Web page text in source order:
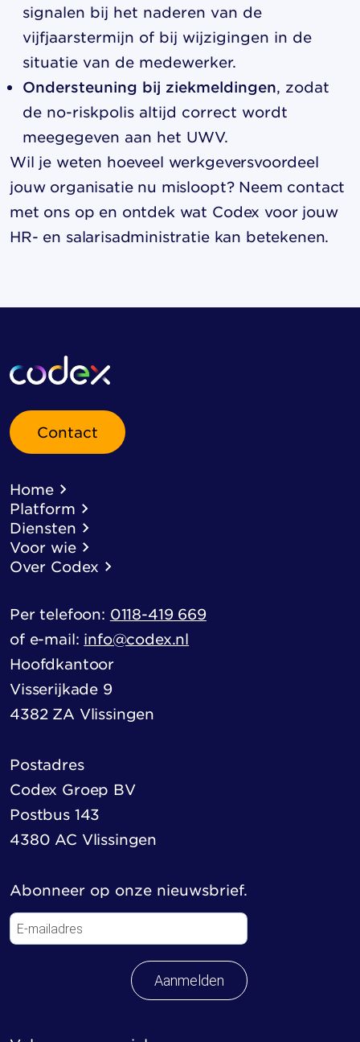
signalen bij het naderen van de
vijfjaarstermijn of bij wijzigingen in de
situatie van de medewerker.
Ondersteuning bij ziekmeldingen, zodat
de no-riskpolis altijd correct wordt
meegegeven aan het UWV.
Wil je weten hoeveel werkgeversvoordeel
jouw organisatie nu misloopt? Neem contact
met ons op en ontdek wat Codex voor jouw
HR- en salarisadministratie kan betekenen.
Contact
Home
Platform
Diensten
Voor wie
Over Codex
Per telefoon: 0118-419 669
of e-mail: info@codex.nl
Hoofdkantoor
Visserijkade 9
4382 ZA Vlissingen
Postadres
Codex Groep BV
Postbus 143
4380 AC Vlissingen
Abonneer op onze nieuwsbrief.
Aanmelden